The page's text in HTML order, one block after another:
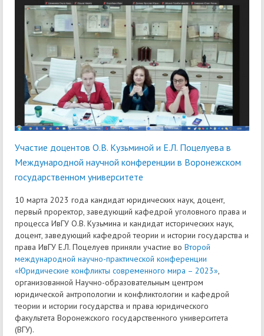
Участие доцентов О.В. Кузьминой и Е.Л. Поцелуева в
Международной научной конференции в Воронежском
государственном университете
10 марта 2023 года кандидат юридических наук, доцент,
первый проректор, заведующий кафедрой уголовного права и
процесса ИвГУ О.В. Кузьмина и кандидат исторических наук,
доцент, заведующий кафедрой теории и истории государства и
права ИвГУ Е.Л. Поцелуев приняли участие во Второй
международной научно-практической конференции
«Юридические конфликты современного мира – 2023»,
организованной Научно-образовательным центром
юридической антропологии и конфликтологии и кафедрой
теории и истории государства и права юридического
факультета Воронежского государственного университета
(ВГУ).